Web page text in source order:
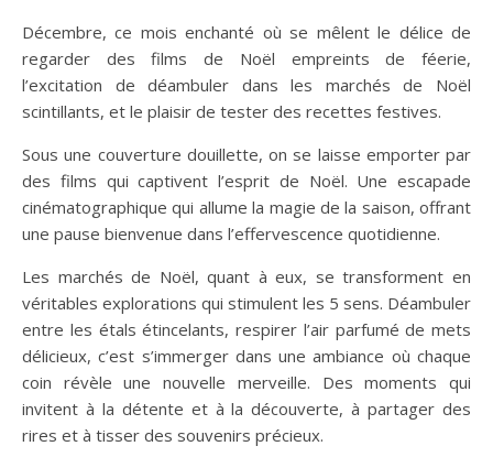
Décembre, ce mois enchanté où se mêlent le délice de
regarder des films de Noël empreints de féerie,
l’excitation de déambuler dans les marchés de Noël
scintillants, et le plaisir de tester des recettes festives.
Sous une couverture douillette, on se laisse emporter par
des films qui captivent l’esprit de Noël. Une escapade
cinématographique qui allume la magie de la saison, offrant
une pause bienvenue dans l’effervescence quotidienne.
Les marchés de Noël, quant à eux, se transforment en
véritables explorations qui stimulent les 5 sens. Déambuler
entre les étals étincelants, respirer l’air parfumé de mets
délicieux, c’est s’immerger dans une ambiance où chaque
coin révèle une nouvelle merveille. Des moments qui
invitent à la détente et à la découverte, à partager des
rires et à tisser des souvenirs précieux.